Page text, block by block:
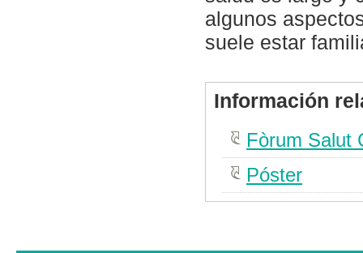
algunos
suele estar
Información
Fòrum Salut
Póster